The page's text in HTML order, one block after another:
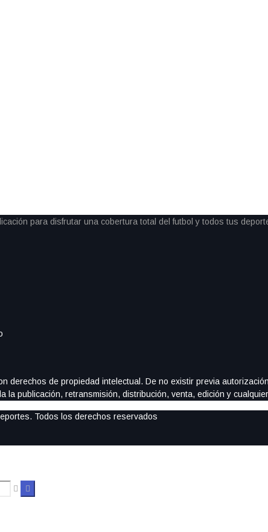
derechos de propiedad intelectual. De no existir previa
la publicación, retransmisión, distribución, venta, edición y
Todos los derechos reservados